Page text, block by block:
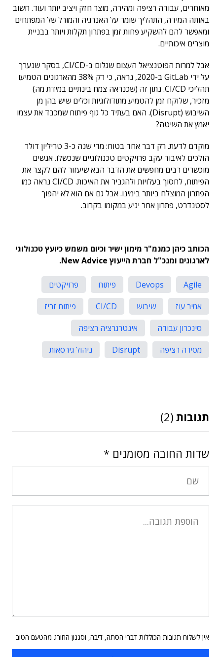
מאוחרים, עבודה רציפה ומהירה, מוצר חזק ויציב יותר ועוד. חשוב
באותה המידה, התהליך שומר על האנרגיה והמורל של המפתחים
ומאפשר להם להשקיע פחות זמן בפתרון תקלות ויותר בבניית
מוצרים איכותיים.
אבל למרות הפוטנציאל העצום שגלום ב-CI/CD, בסקר שנערך
על ידי GitLab ב-2020, נראה, כי רק 38% מהארגונים הטמיעו
תהליכי CI/CD. נתון זה (שכנראה צמח בינתיים במידת מה)
מזכיר, שלוקח זמן להטמיע מתודולוגיות וכלים שיש בהן מן
השיבוש (Disrupt). האם בעתיד כל גוף פיתוח שמכבד את עצמו
יאמץ את השיטה?
מוקדם לדעת. רק דבר אחד בטוח: מדי שנה כ-3 טריליון דולר
הולכים לאיבוד עקב פרויקטים טכנולוגיים שנכשלו. אנשים
מוכשרים רבים מחפשים את הדבר הבא שיעזור להם לקצר את
הפיתוח, לחסוך בעלויות ולהגביר את האיכות. CI/CD נראה כמו
הפתרון המוצלח ביותר בימינו. אבל גם אם הוא לא יהפוך
לסטנדרט, פתרון אחר יגיע במקומו בקרוב.
הכותב כיהן כמנמ"ר מימון ישיר וכיום משמש כיועץ טכנולוגי
לארגונים ומנכ"ל חברת הייעוץ New Advice
.
Agile
Devops פיתוח
פרויקטים
אמיר עוז
שיבוש CI/CD
פיתוח זריז
סינכרון עבודה
אינטרגרציה רציפה
מסירה רציפה
Disrupt ניהול גירסאות
תגובות (2)
שדות החובה מסומנים *
אין לשלוח תגובות הכוללות דברי הסתה, דיבה, וסגנון החורג מהטעם הטוב